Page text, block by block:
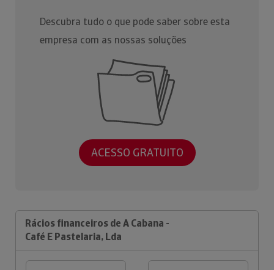
Descubra tudo o que pode saber sobre esta
empresa com as nossas soluções
ACESSO GRATUITO
Rácios financeiros de A Cabana -
Café E Pastelaria, Lda